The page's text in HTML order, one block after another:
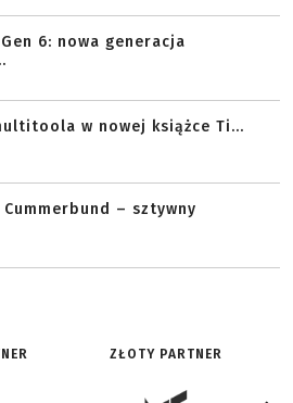
Gen 6: nowa generacja
w nowej książce Ti...
– sztywny
ZŁOTY PARTNER